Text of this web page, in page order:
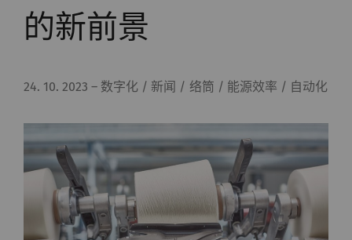
的新前景
24. 10. 2023– 数字化 / 新闻 / 络筒 / 能源效率 / 自动化